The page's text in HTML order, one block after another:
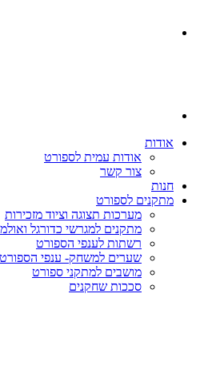
אודות
אודות עמית לספורט
צור קשר
חנות
מתקנים לספורט
מערכות תצוגה וציוד מזכירות
מתקנים למגרשי כדורגל
רשתות לענפי הספורט
שערים למשחק- ענפי הספורט
מושבים למתקני ספורט
סככות שחקנים